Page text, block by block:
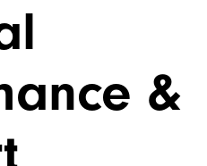
&